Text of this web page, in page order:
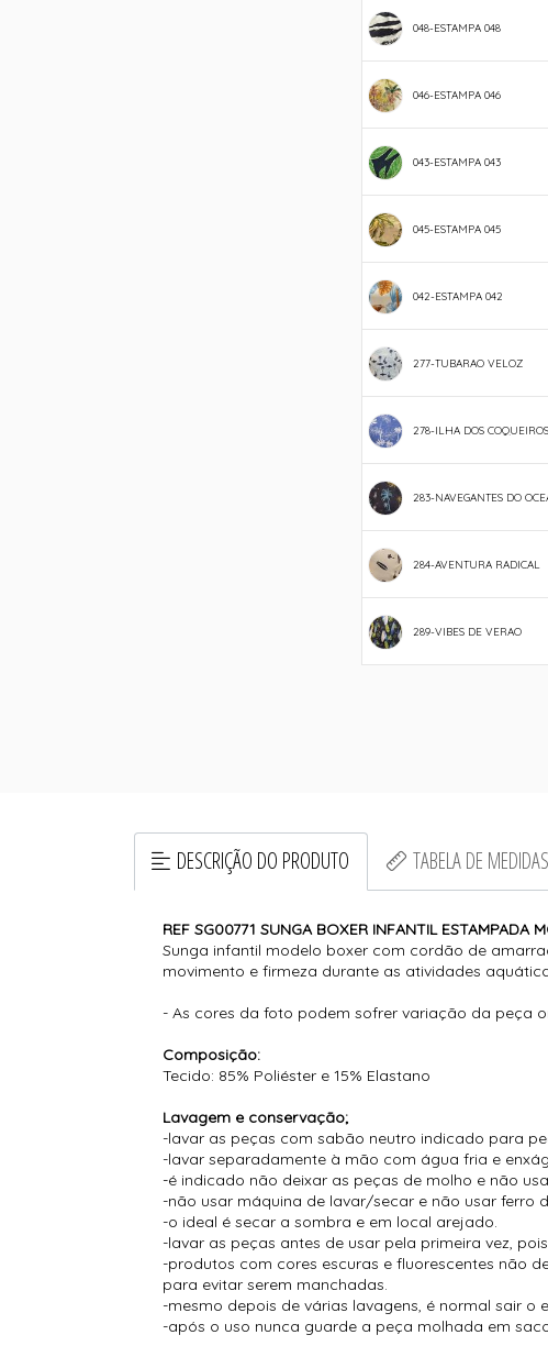
048-ESTAMPA 048
046-ESTAMPA 046
043-ESTAMPA 043
045-ESTAMPA 045
042-ESTAMPA 042
277-TUBARAO VELOZ
278-ILHA DOS COQUEIROS
284-AVENTURA RADICAL
289-VIBES DE VERAO
DESCRIÇÃO DO PRODUTO TABELA DE MEDIDAS
REF SG00771 SUNGA BOXER INFANTIL ESTAMPADA
Sunga infantil modelo boxer com cordão de
movimento e firmeza durante as atividades
- As cores da foto podem sofrer variação da peça
Composição:
Tecido: 85% Poliéster e 15% Elastano
Lavagem e conservação;
-lavar as peças com sabão neutro indicado para
-lavar separadamente à mão com água fria e
-é indicado não deixar as peças de molho e não
-não usar máquina de lavar/secar e não usar ferro
-o ideal é secar a sombra e em local arejado.
-lavar as peças antes de usar pela primeira vez,
-produtos com cores escuras e fluorescentes não
para evitar serem manchadas.
-mesmo depois de várias lavagens, é normal sair o
-após o uso nunca guarde a peça molhada em